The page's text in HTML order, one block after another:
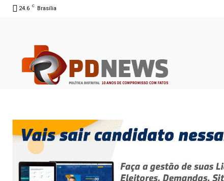
24.6 C Brasília